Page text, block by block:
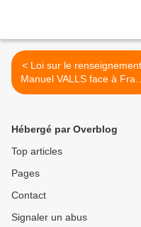
< Loi sur le renseignement:
Manuel VALLS face à Franz
KAFKA
Hébergé par Overblog
Top articles
Pages
Contact
Signaler un abus